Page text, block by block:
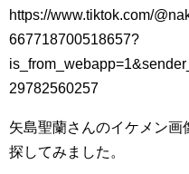
https://www.tiktok.com/
667718700518657?
29782560257
矢島聖蘭さんのイケメン画
探してみました。